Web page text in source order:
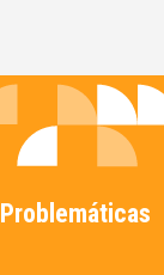
Problemáticas